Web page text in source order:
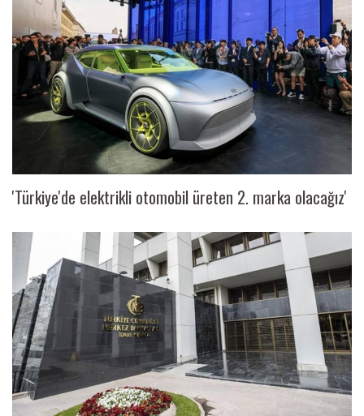
'Türkiye'de elektrikli otomobil üreten 2. marka olacağız'